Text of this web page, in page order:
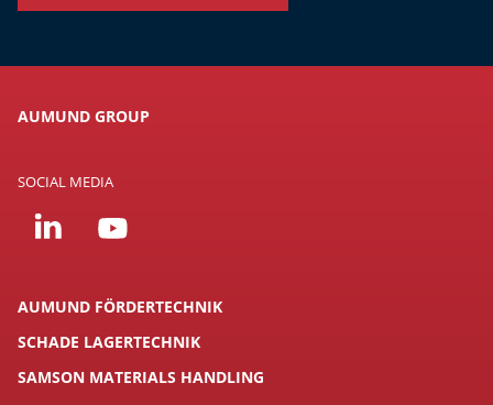
AUMUND GROUP
SOCIAL MEDIA
AUMUND FÖRDERTECHNIK
SCHADE LAGERTECHNIK
SAMSON MATERIALS HANDLING